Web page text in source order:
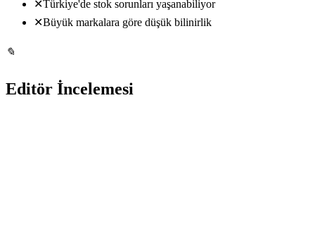
✕Türkiye'de stok sorunları yaşanabiliyor
✕Büyük markalara göre düşük bilinirlik
✎
Editör İncelemesi